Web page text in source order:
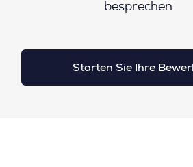
besprechen.
Starten Sie Ihre